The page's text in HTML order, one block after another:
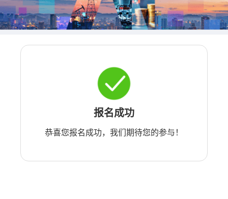
报名成功
恭喜您报名成功，我们期待您的参与！